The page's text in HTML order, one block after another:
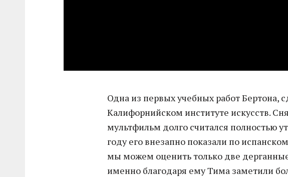
Одна из первых учебных работ Бертона,
Калифорнийском институте искусств.
мультфильм долго считался полностью
году его внезапно показали по
мы можем оценить только две
именно благодаря ему Тима заметили